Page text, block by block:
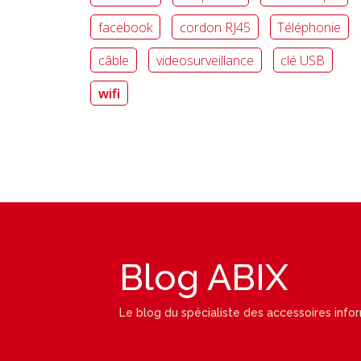
facebook
cordon RJ45
Téléphonie
câble
videosurveillance
clé USB
wifi
Blog ABIX
Le blog du spécialiste des accessoires